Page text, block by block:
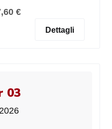
€
Dettagli
03